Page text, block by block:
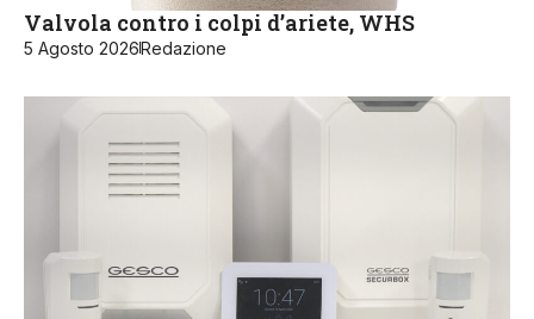
Valvola contro i colpi d’ariete, WHS
5 Agosto 2026Redazione